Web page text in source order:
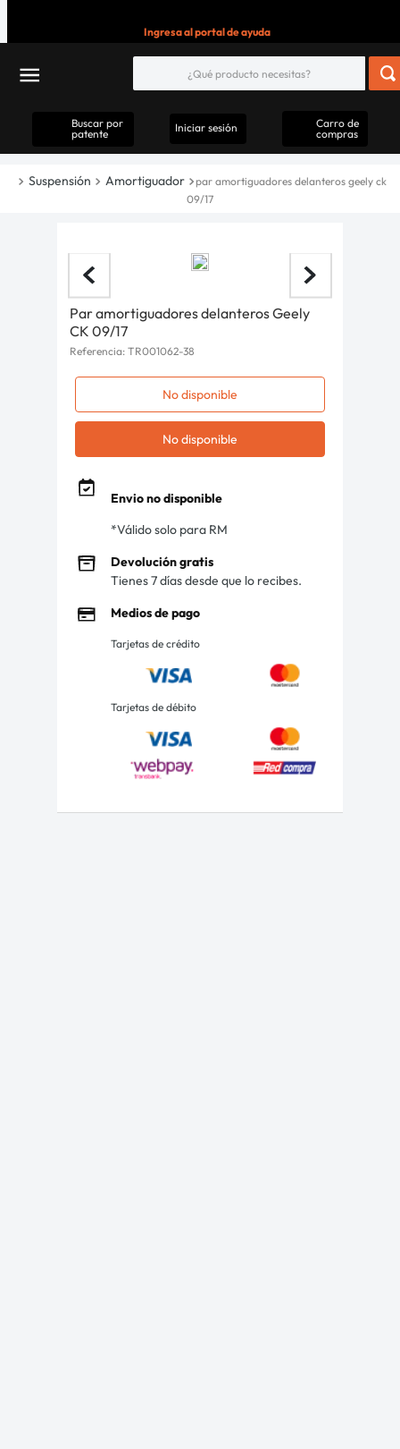
Ingresa al portal de ayuda
Buscar por
patente
Iniciar sesión
Carro de
compras
Suspensión Amortiguador
par amortiguadores delanteros geely ck
09/17
Par amortiguadores delanteros Geely
CK 09/17
Referencia: TR001062-38
No disponible
No disponible
Envio no disponible
*Válido solo para RM
Devolución gratis
Tienes 7 días desde que lo recibes.
Medios de pago
Tarjetas de crédito
Tarjetas de débito